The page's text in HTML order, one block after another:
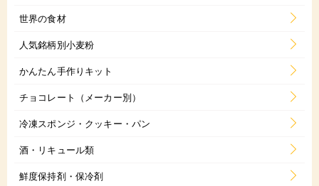
世界の食材
人気銘柄別小麦粉
かんたん手作りキット
チョコレート（メーカー別）
冷凍スポンジ・クッキー・パン
酒・リキュール類
鮮度保持剤・保冷剤